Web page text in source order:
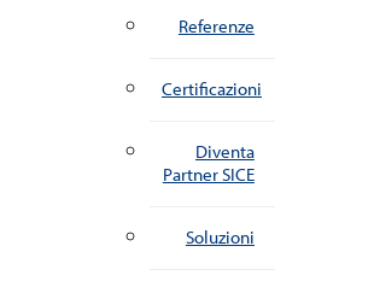
Referenze
Certificazioni
Diventa
Partner SICE
Soluzioni